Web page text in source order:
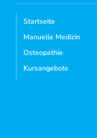
Startseite
Manuelle Medizin
Osteopathie
Kursangebote